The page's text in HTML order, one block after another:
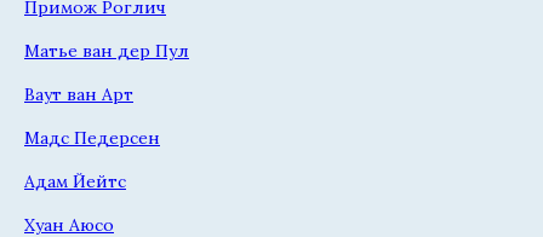
Примож Роглич
Матье ван дер Пул
Ваут ван Арт
Мадс Педерсен
Адам Йейтс
Хуан Аюсо